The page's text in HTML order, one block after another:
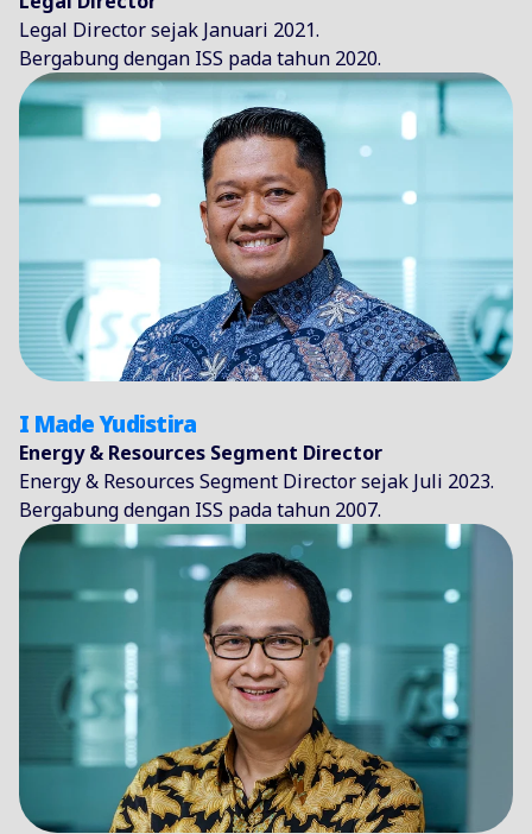
Legal Director sejak Januari 2021.
Bergabung dengan ISS pada tahun 2020.
I Made Yudistira
Energy & Resources Segment Director
Energy & Resources Segment Director sejak Juli 2023.
Bergabung dengan ISS pada tahun 2007.